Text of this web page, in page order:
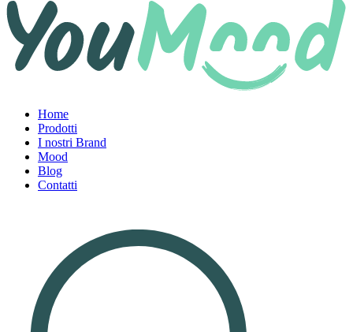
Home
Prodotti
I nostri Brand
Mood
Blog
Contatti